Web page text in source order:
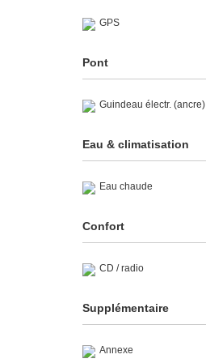
GPS
Pont
Guindeau électr. (ancre)
Eau & climatisation
Eau chaude
Confort
CD / radio
Supplémentaire
Annexe